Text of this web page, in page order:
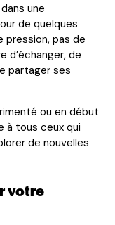
une
de quelques
pas de
d’échanger, de
partager ses
ou en début
à tous ceux qui
de nouvelles
votre